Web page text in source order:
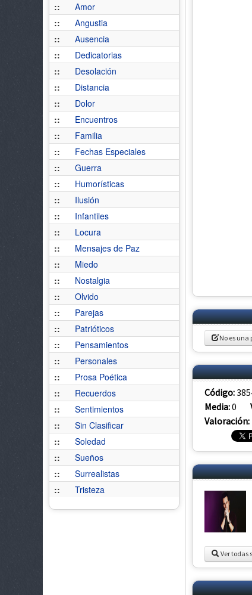
::
Amor
::
Angustia
::
Ausencia
::
Dedicatorias
::
Desolación
::
Distancia
::
Dolor
::
Encuentros
::
Familia
::
Fechas Especiales
::
Guerra
::
Humorísticas
::
Ilusión
::
Infantiles
::
Locura
::
Mensajes de Paz
::
Miedo
::
Nostalgia
::
Olvido
::
Parejas
::
Patrióticos
::
Pensamientos
::
Personales
::
Prosa Poética
::
Recuerdos
::
Sentimientos
::
Sin Clasificar
::
Soledad
::
Sueños
::
Surrealistas
::
Tristeza
No es una
Código:
Media:0
Valoración:
Ver todas